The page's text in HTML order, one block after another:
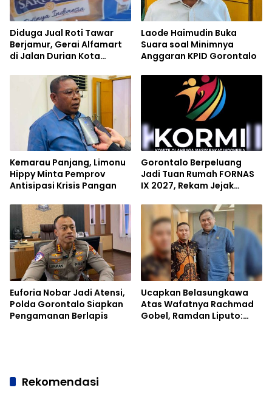
Diduga Jual Roti Tawar
Berjamur, Gerai Alfamart
di Jalan Durian Kota
Laode Haimudin Buka
Suara soal Minimnya
Anggaran KPID Gorontalo
Kemarau Panjang, Limonu
Hippy Minta Pemprov
Antisipasi Krisis Pangan
Gorontalo Berpeluang
Jadi Tuan Rumah FORNAS
IX 2027, Rekam Jejak
Modal
Euforia Nobar Jadi Atensi,
Polda Gorontalo Siapkan
Pengamanan Berlapis
Ucapkan Belasungkawa
Atas Wafatnya Rachmad
Gobel, Ramdan Liputo:
Rekomendasi